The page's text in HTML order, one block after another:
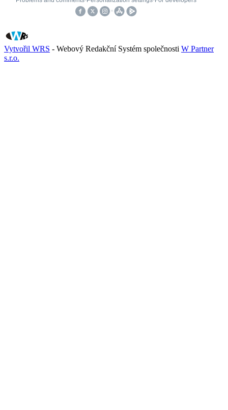
Vytvořil WRS - Webový Redakční Systém společnosti W Partner
s.r.o.